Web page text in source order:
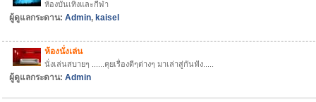
ห้องบันเทิงและกีฬา
ผู้ดูแลกระดาน: Admin, kaisel
ห้องนั่งเล่น
นั่งเล่นสบายๆ ......คุยเรื่องดีๆต่างๆ มาเล่าสู่กันฟัง.....
ผู้ดูแลกระดาน: Admin